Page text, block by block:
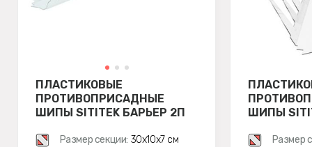
ПЛАСТИКОВЫЕ
ПРОТИВОПРИСАДНЫЕ
ШИПЫ SITITEK БАРЬЕР 2П
Размер секции: 30х10х7 см
ШИПЫ
Размер